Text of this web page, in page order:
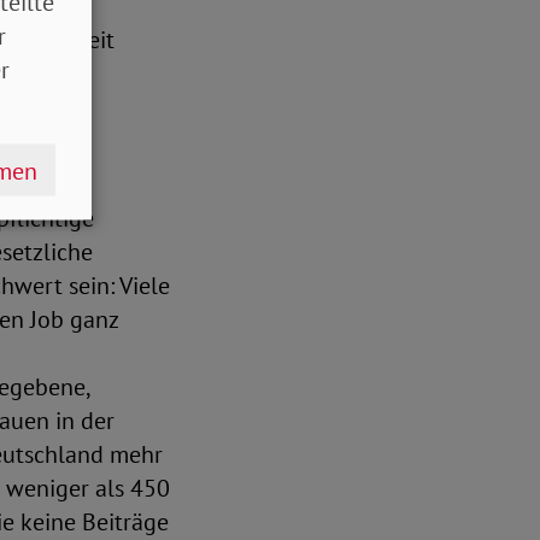
derzeit
sein: Viele
Job ganz
in der
mehr
als 450
keine Beiträge